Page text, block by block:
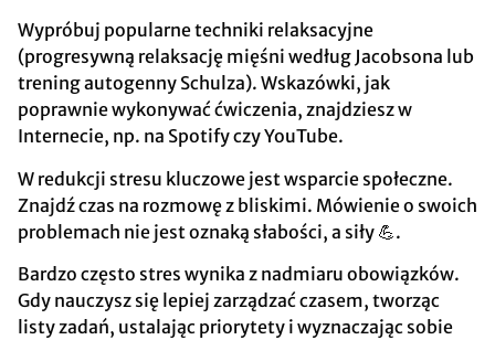
Wypróbuj popularne techniki relaksacyjne
(progresywną relaksację mięśni według Jacobsona lub
trening autogenny Schulza). Wskazówki, jak
poprawnie wykonywać ćwiczenia, znajdziesz w
Internecie, np. na Spotify czy YouTube.
W redukcji stresu kluczowe jest wsparcie społeczne.
Znajdź czas na rozmowę z bliskimi. Mówienie o swoich
problemach nie jest oznaką słabości, a siły 💪.
Bardzo często stres wynika z nadmiaru obowiązków.
Gdy nauczysz się lepiej zarządzać czasem, tworząc
listy zadań, ustalając priorytety i wyznaczając sobie